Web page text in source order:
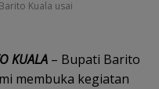
Kuala usai
KUALA – Bupati Barito
membuka kegiatan